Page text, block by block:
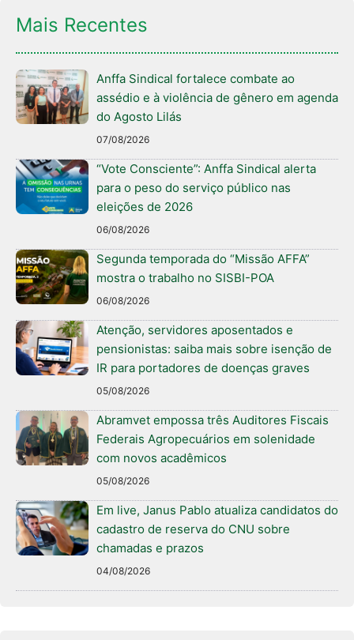
Mais Recentes
Anffa Sindical fortalece combate ao
assédio e à violência de gênero em agenda
do Agosto Lilás
07/08/2026
“Vote Consciente”: Anffa Sindical alerta
para o peso do serviço público nas
eleições de 2026
06/08/2026
Segunda temporada do “Missão AFFA”
mostra o trabalho no SISBI-POA
06/08/2026
Atenção, servidores aposentados e
pensionistas: saiba mais sobre isenção de
IR para portadores de doenças graves
05/08/2026
Abramvet empossa três Auditores Fiscais
Federais Agropecuários em solenidade
com novos acadêmicos
05/08/2026
Em live, Janus Pablo atualiza candidatos do
cadastro de reserva do CNU sobre
chamadas e prazos
04/08/2026